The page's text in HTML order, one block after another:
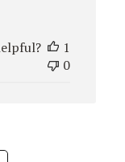
1
0